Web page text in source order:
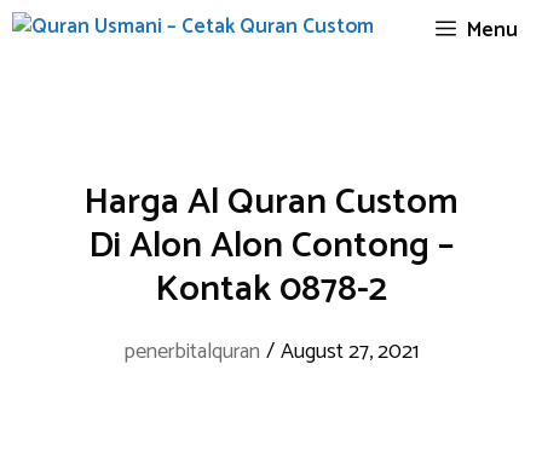
Skip
Menu
Harga Al Quran Custom
Di Alon Alon Contong –
Kontak 0878-2
penerbitalquran /August 27, 2021